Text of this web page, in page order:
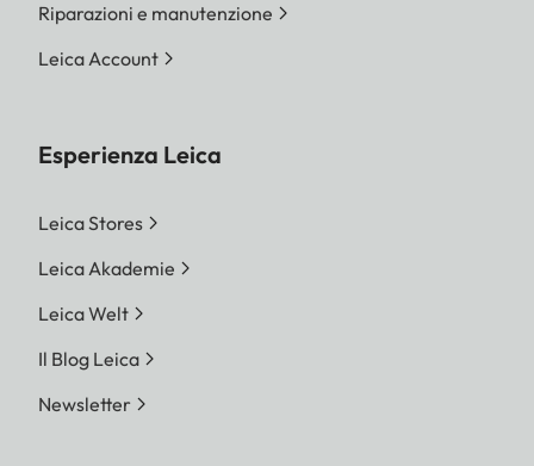
Riparazioni e manutenzione
Leica Account
Esperienza Leica
Leica Stores
Leica Akademie
Leica Welt
Il Blog Leica
Newsletter